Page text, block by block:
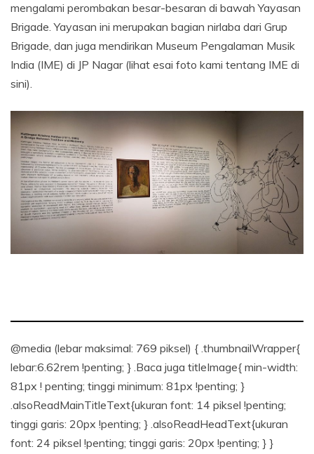
mengalami perombakan besar-besaran di bawah Yayasan
Brigade. Yayasan ini merupakan bagian nirlaba dari Grup
Brigade, dan juga mendirikan Museum Pengalaman Musik
India (IME) di JP Nagar (lihat esai foto kami tentang IME di
sini).
@media (lebar maksimal: 769 piksel) { .thumbnailWrapper{
lebar:6.62rem !penting; } .Baca juga titleImage{ min-width:
81px ! penting; tinggi minimum: 81px !penting; }
.alsoReadMainTitleText{ukuran font: 14 piksel !penting;
tinggi garis: 20px !penting; } .alsoReadHeadText{ukuran
font: 24 piksel !penting; tinggi garis: 20px !penting; } }